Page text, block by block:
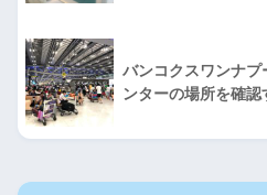
バンコクスワンナ
ンターの場所を確認